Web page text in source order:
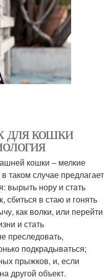
для кошки
кошки – мелкие
таком случае предлагает
вырыть нору и стать
сбиться в стаю и гонять
как волки, или перейти
и стать
преследовать,
подкрадываться;
прыжков, и, если
другой объект.